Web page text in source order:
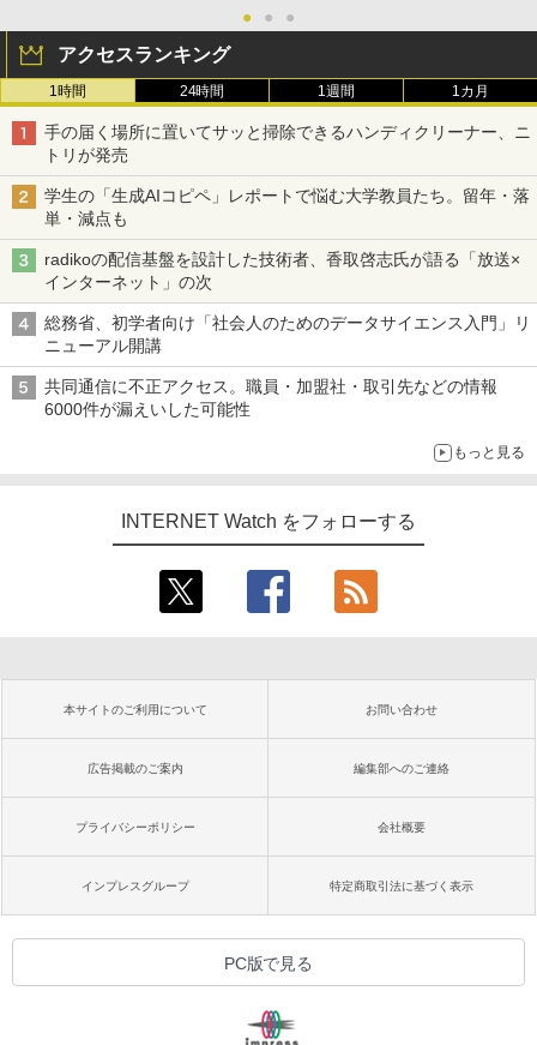
● ● ●
アクセスランキング
1時間 24時間 1週間 1カ月
手の届く場所に置いてサッと掃除できるハンディクリーナー、ニ
トリが発売
学生の「生成AIコピペ」レポートで悩む大学教員たち。留年・落
単・減点も
radikoの配信基盤を設計した技術者、香取啓志氏が語る「放送×
インターネット」の次
総務省、初学者向け「社会人のためのデータサイエンス入門」リ
ニューアル開講
共同通信に不正アクセス。職員・加盟社・取引先などの情報
6000件が漏えいした可能性
もっと見る
INTERNET Watch をフォローする
本サイトのご利用について お問い合わせ
広告掲載のご案内 編集部へのご連絡
プライバシーポリシー 会社概要
インプレスグループ 特定商取引法に基づく表示
PC版で見る